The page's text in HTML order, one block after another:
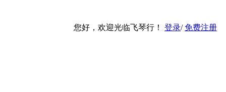
您好，欢迎光临飞琴行！ 登录/ 免费注册